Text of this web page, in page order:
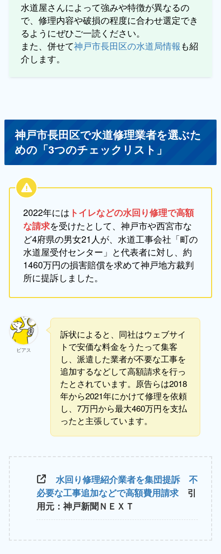
水道屋さんによって強みや特徴が異なるの
で、修理内容や破損の程度に合わせ選定でき
るようにぜひご一読ください。
また、併せて神戸市長田区の水道局情報も紹
介します。
神戸市長田区で水道修理業者を選ぶた
めの「3つのチェックリスト」
2022年には トイレなどの水回り修理で高額
な請求を受けたとして、神戸市や西宮市な
ど4府県の男女21人が、水道工事会社「町の
水道屋受付センター」と代表者に対し、約
1460万円の損害賠償を求めて神戸地方裁判
所に提訴しました。
ビアス
訴状によると、同社はウェブサイ
トで安価な料金をうたって集客
し、派遣した業者が不要な工事を
追加するなどして高額請求を行っ
たとされています。原告らは2018
年から2021年にかけて修理を依頼
し、7万円から最大460万円を支払
ったと主張しています。
水回り修理紹介業者を集団提訴 不
必要な工事追加などで高額費用請求引
用元：神戸新聞ＮＥＸＴ